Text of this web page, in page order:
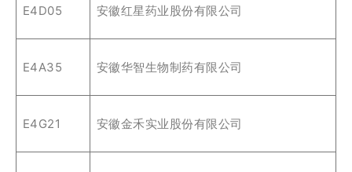
E4D05 安徽红星药业股份有限公司
E4A35 安徽华智生物制药有限公司
E4G21 安徽金禾实业股份有限公司